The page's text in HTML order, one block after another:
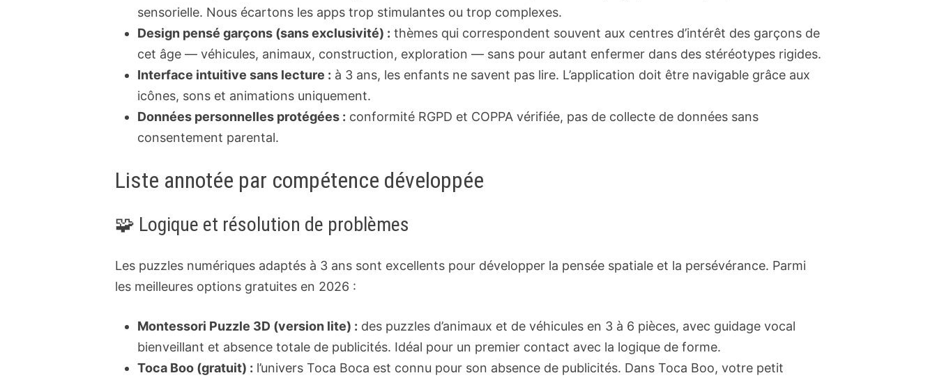
sensorielle. Nous écartons les apps trop stimulantes ou trop complexes.
Design pensé garçons (sans exclusivité) : thèmes qui correspondent souvent aux centres d’intérêt des garçons de
cet âge — véhicules, animaux, construction, exploration — sans pour autant enfermer dans des stéréotypes rigides.
Interface intuitive sans lecture : à 3 ans, les enfants ne savent pas lire. L’application doit être navigable grâce aux
icônes, sons et animations uniquement.
Données personnelles protégées : conformité RGPD et COPPA vérifiée, pas de collecte de données sans
consentement parental.
Liste annotée par compétence développée
🧩 Logique et résolution de problèmes
Les puzzles numériques adaptés à 3 ans sont excellents pour développer la pensée spatiale et la persévérance. Parmi
les meilleures options gratuites en 2026 :
Montessori Puzzle 3D (version lite) : des puzzles d’animaux et de véhicules en 3 à 6 pièces, avec guidage vocal
bienveillant et absence totale de publicités. Idéal pour un premier contact avec la logique de forme.
Toca Boo (gratuit) : l’univers Toca Boca est connu pour son absence de publicités. Dans Toca Boo, votre petit